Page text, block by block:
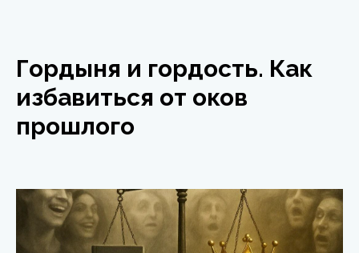
Гордыня и гордость. Как
избавиться от оков
прошлого